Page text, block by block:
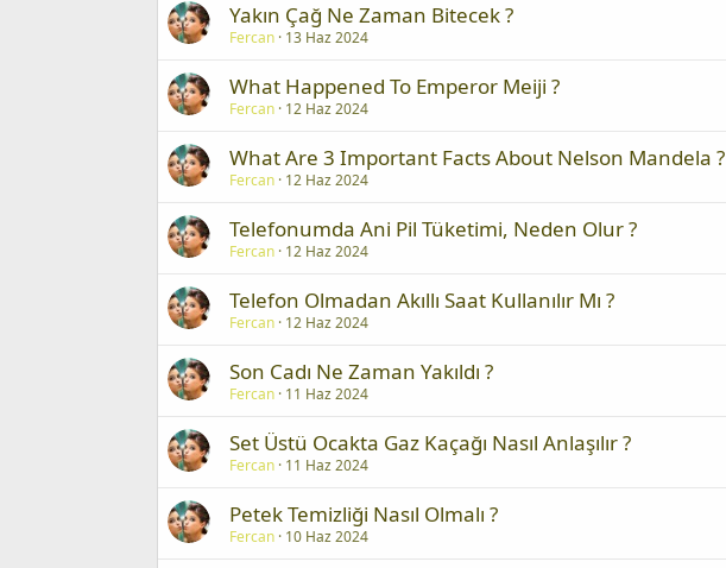
Yakın Çağ Ne Zaman Bitecek ?
Fercan 13 Haz 2024
What Happened To Emperor Meiji ?
Fercan 12 Haz 2024
What Are 3 Important Facts About Nelson Mandela ?
Fercan 12 Haz 2024
Telefonumda Ani Pil Tüketimi, Neden Olur ?
Fercan 12 Haz 2024
Telefon Olmadan Akıllı Saat Kullanılır Mı ?
Fercan 12 Haz 2024
Son Cadı Ne Zaman Yakıldı ?
Fercan 11 Haz 2024
Set Üstü Ocakta Gaz Kaçağı Nasıl Anlaşılır ?
Fercan 11 Haz 2024
Petek Temizliği Nasıl Olmalı ?
Fercan 10 Haz 2024